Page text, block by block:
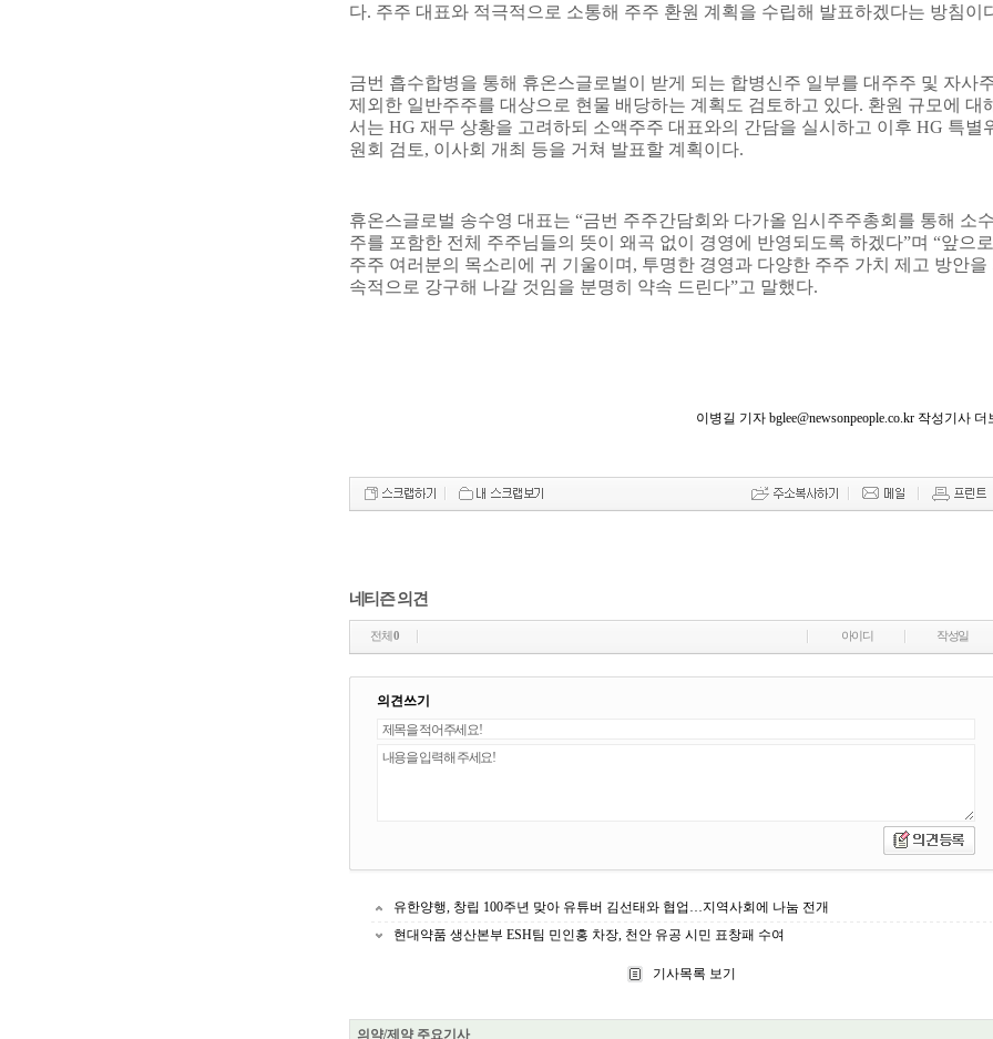
다. 주주 대표와 적극적으로 소통해 주주 환원 계획을 수립해 발표하겠다는 방침이
금번 흡수합병을 통해 휴온스글로벌이 받게 되는 합병신주 일부를 대주주 및 자사
제외한 일반주주를 대상으로 현물 배당하는 계획도 검토하고 있다. 환원 규모에 대
서는 HG 재무 상황을 고려하되 소액주주 대표와의 간담을 실시하고 이후 HG 특별
원회 검토, 이사회 개최 등을 거쳐 발표할 계획이다.
휴온스글로벌 송수영 대표는 “금번 주주간담회와 다가올 임시주주총회를 통해 소
주를 포함한 전체 주주님들의 뜻이 왜곡 없이 경영에 반영되도록 하겠다”며 “앞으
주주 여러분의 목소리에 귀 기울이며 , 투명한 경영과 다양한 주주 가치 제고 방안을
속적으로 강구해 나갈 것임을 분명히 약속 드린다”고 말했다.
이병길 기자 bglee@newsonpeople.co.kr 작성기사 더
네티즌 의견
전체0 아이디 작성일
의견쓰기
유한양행, 창립 100주년 맞아 유튜버 김선태와 협업…지역사회에 나눔 전개
현대약품 생산본부 ESH팀 민인홍 차장, 천안 유공 시민 표창패 수여
기사목록 보기
의약/제약 주요기사